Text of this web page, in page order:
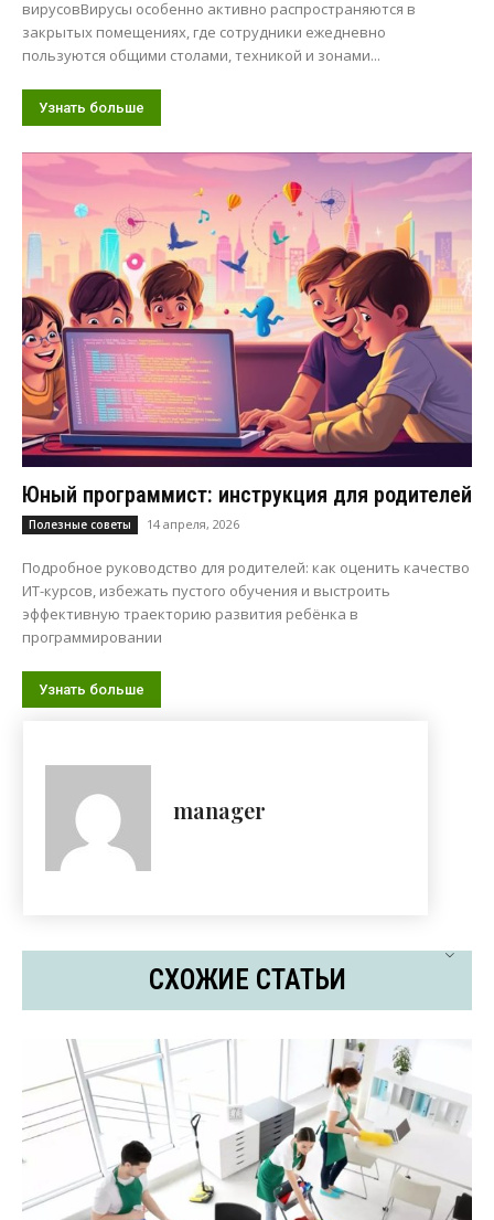
вирусовВирусы особенно активно распространяются в
закрытых помещениях, где сотрудники ежедневно
пользуются общими столами, техникой и зонами...
Узнать больше
Юный программист: инструкция для родителей
Полезные советы 14 апреля, 2026
Подробное руководство для родителей: как оценить качество
ИТ-курсов, избежать пустого обучения и выстроить
эффективную траекторию развития ребёнка в
программировании
Узнать больше
manager
СХОЖИЕ СТАТЬИ